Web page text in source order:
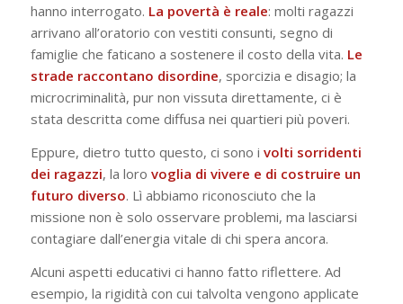
hanno interrogato. La povertà è reale: molti ragazzi
arrivano all’oratorio con vestiti consunti, segno di
famiglie che faticano a sostenere il costo della vita. Le
strade raccontano disordine, sporcizia e disagio; la
microcriminalità, pur non vissuta direttamente, ci è
stata descritta come diffusa nei quartieri più poveri.
Eppure, dietro tutto questo, ci sono i volti sorridenti
dei ragazzi, la loro voglia di vivere e di costruire un
futuro diverso. Lì abbiamo riconosciuto che la
missione non è solo osservare problemi, ma lasciarsi
contagiare dall’energia vitale di chi spera ancora.
Alcuni aspetti educativi ci hanno fatto riflettere. Ad
esempio, la rigidità con cui talvolta vengono applicate